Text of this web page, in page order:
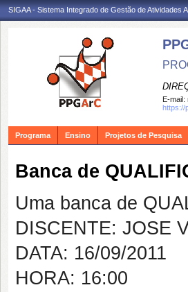
SIGAA - Sistema Integrado de Gestão de Atividades
E-mail:
https://
Programa Ensino Projetos de Pesquisa
Banca de
Uma banca de
DISCENTE: JOSE
DATA: 16/09/2011
HORA: 16:00